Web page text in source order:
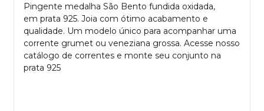
Pingente medalha São Bento fundida oxidada,
em prata 925. Joia com ótimo acabamento e
qualidade. Um modelo único para acompanhar uma
corrente grumet ou veneziana grossa. Acesse nosso
catálogo de correntes e monte seu conjunto na
prata 925